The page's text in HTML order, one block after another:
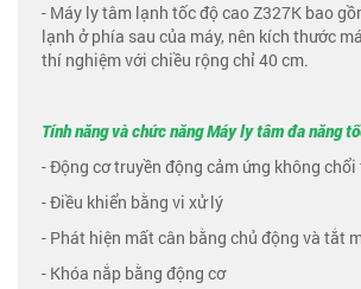
- Máy ly tâm lạnh tốc độ cao Z327K bao
lạnh ở phía sau của máy, nên kích thước
thí nghiệm với chiều rộng chỉ 40 cm.
Tính năng và chức năng Máy ly tâm đa năng
- Động cơ truyền động cảm ứng không chổi
- Điều khiển bằng vi xử lý
- Phát hiện mất cân bằng chủ động và tắt
- Khóa nắp bằng động cơ